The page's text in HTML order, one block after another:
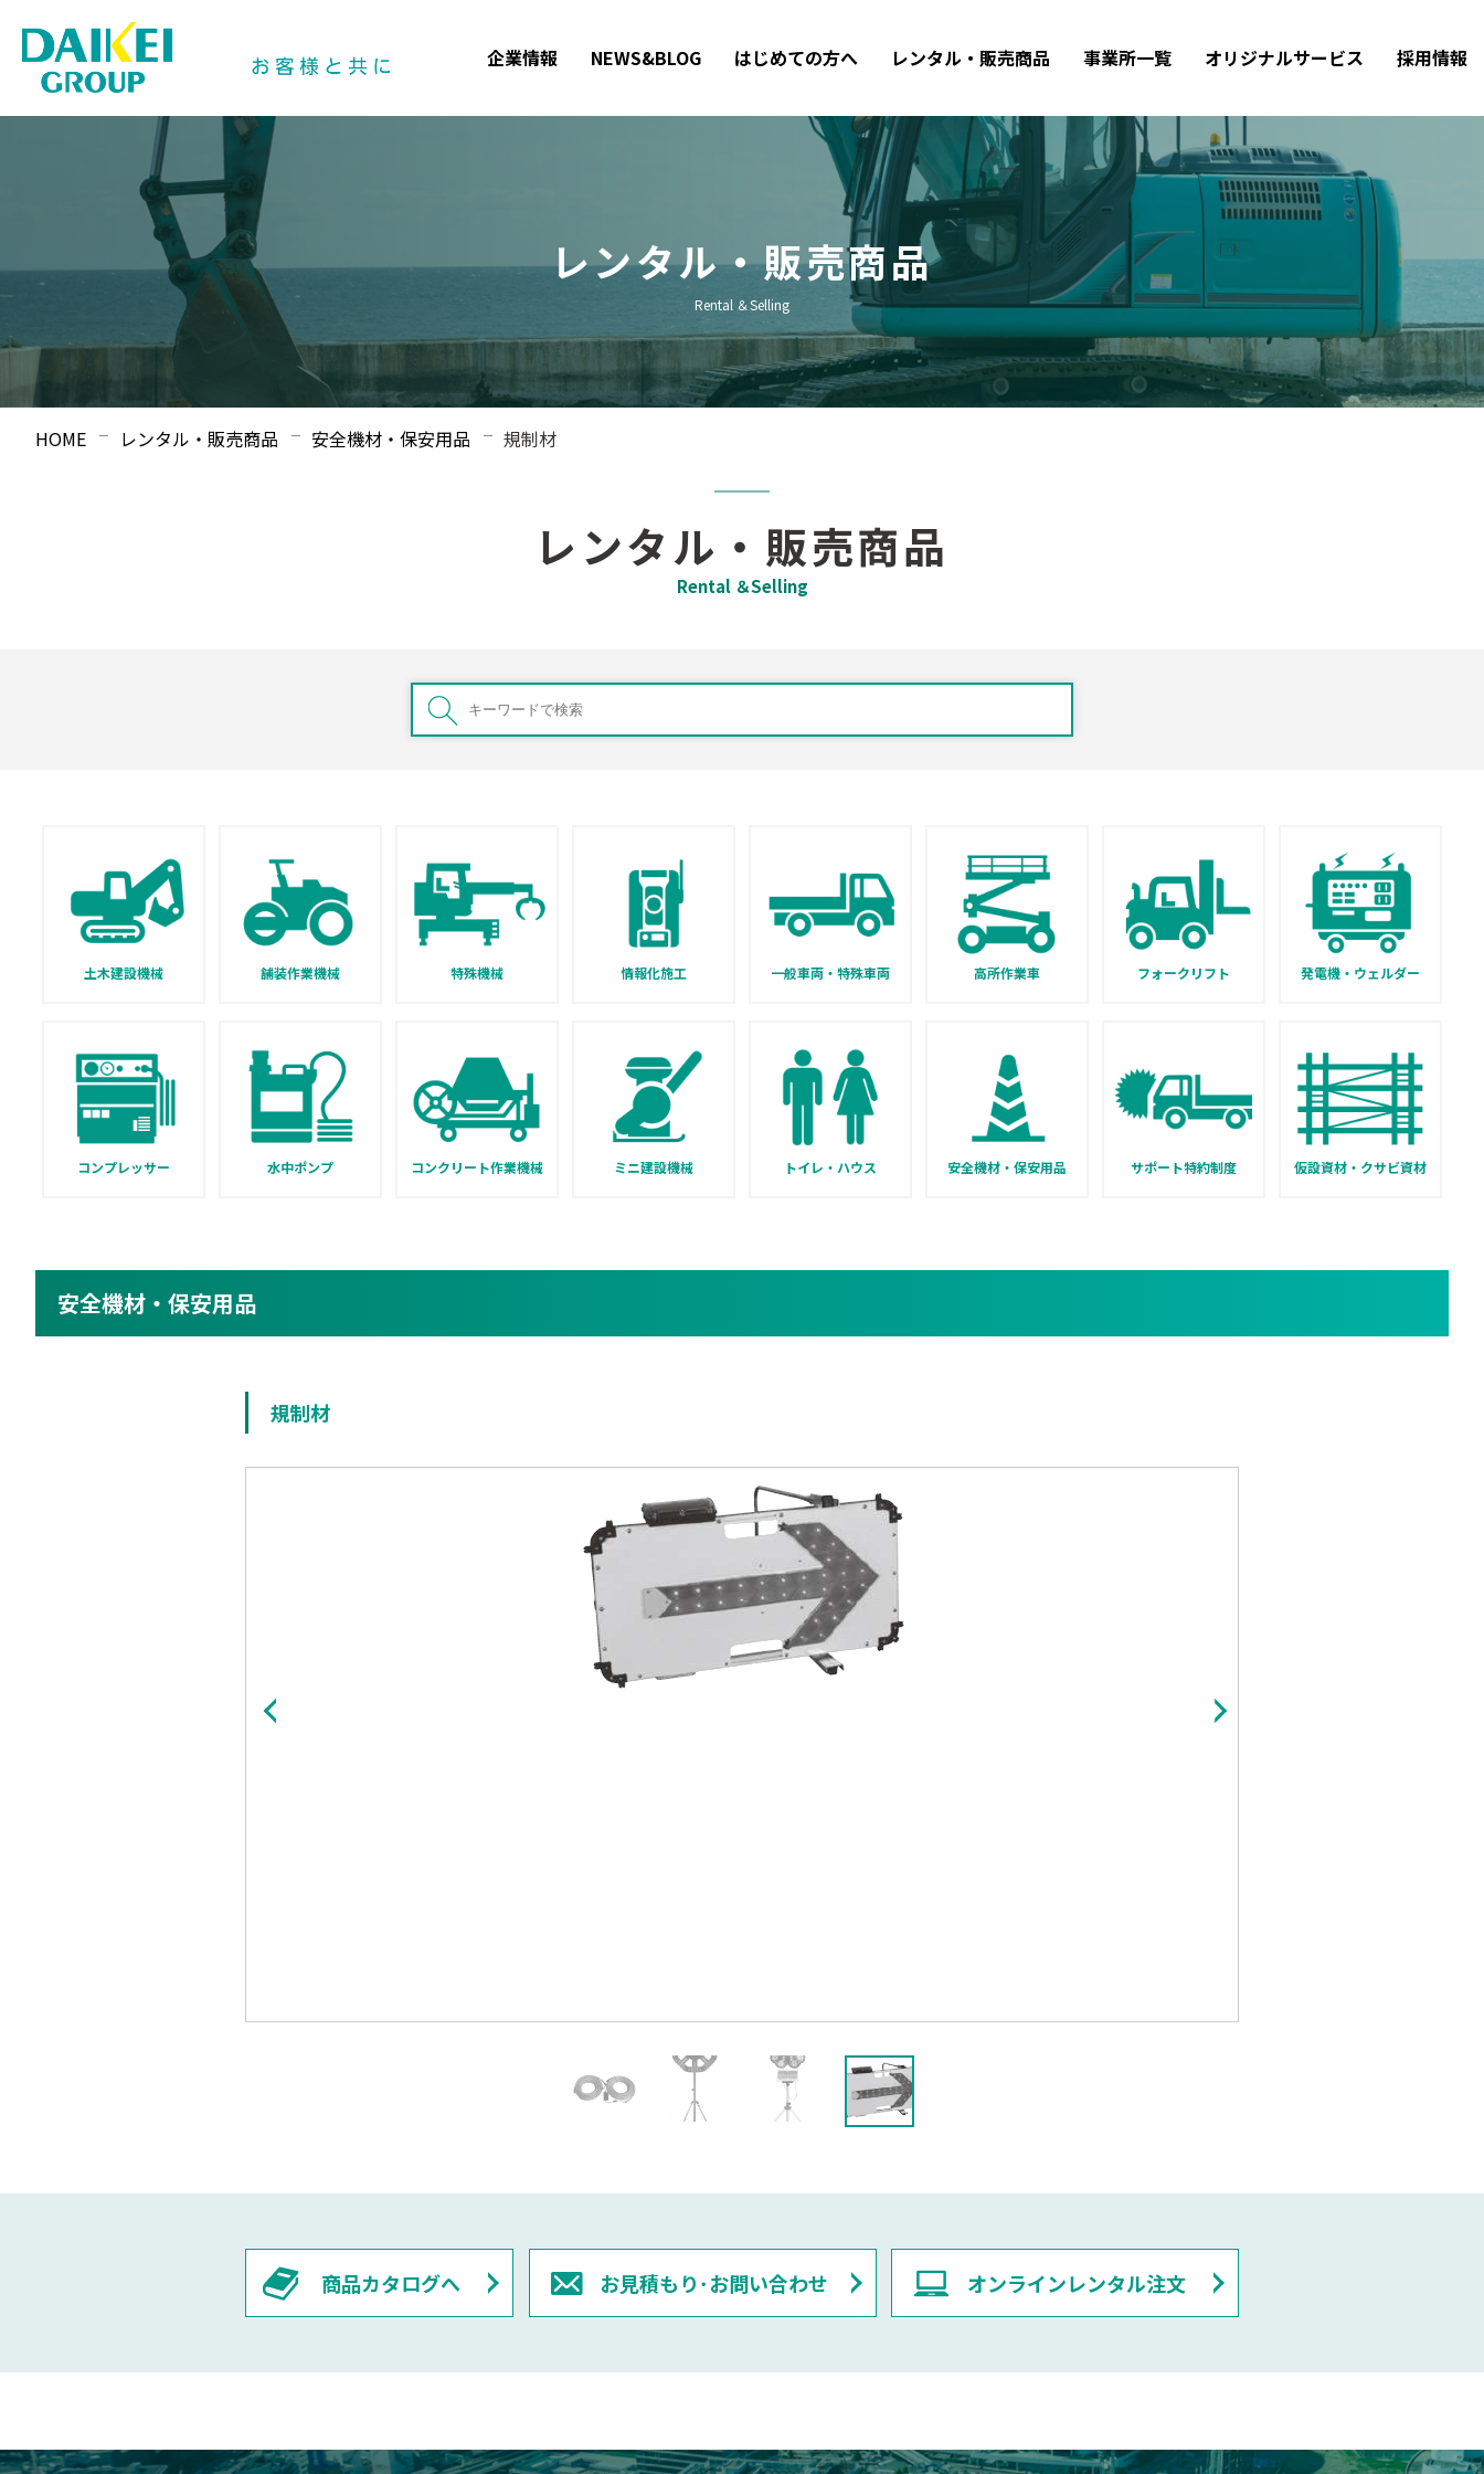
企業情報 NEWS&BLOG はじめての方へ レンタル・販売商品 事業所一覧 オリジナルサービス 採用情報
レンタル・販売商品
Rental ＆Selling
HOME レンタル・販売商品 安全機材・保安用品 規制材
レンタル・販売商品
Rental ＆Selling
土木建設機械 舗装作業機械 特殊機械 情報化施工 一般車両・特殊車両 高所作業車 フォークリフト 発電機・ウェルダー
コンプレッサー 水中ポンプ コンクリート作業機械 ミニ建設機械 トイレ・ハウス 安全機材・保安用品 サポート特約制度 仮設資材・クサビ資材
安全機材・保安用品
規制材
商品カタログへ お見積もり･お問い合わせ オンラインレンタル注文